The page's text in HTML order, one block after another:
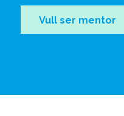
Vull ser mentor